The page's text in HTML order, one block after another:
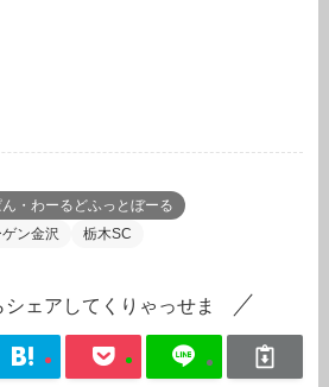
ん・わーるどふっとぼーる
ン金沢 栃木SC
シェアしてくりゃっせま